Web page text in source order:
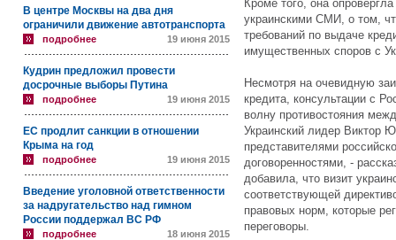
В центре Москвы на два дня
ограничили движение автотранспорта
подробнее 19 июня 2015
Кудрин предложил провести
досрочные выборы Путина
подробнее 19 июня 2015
ЕС продлит санкции в отношении
Крыма на год
подробнее 19 июня 2015
Введение уголовной ответственности
за надругательство над гимном
России поддержал ВС РФ
подробнее 18 июня 2015
Кроме того, она
украинскими СМИ, о том,
требований по выдаче
имущественных споров с
Несмотря на очевидную
кредита, консультации с
волну противостояния
Украинский лидер Виктор
представителями
договоренностями, -
добавила, что визит
соответствующей
правовых норм, которые
переговоры.